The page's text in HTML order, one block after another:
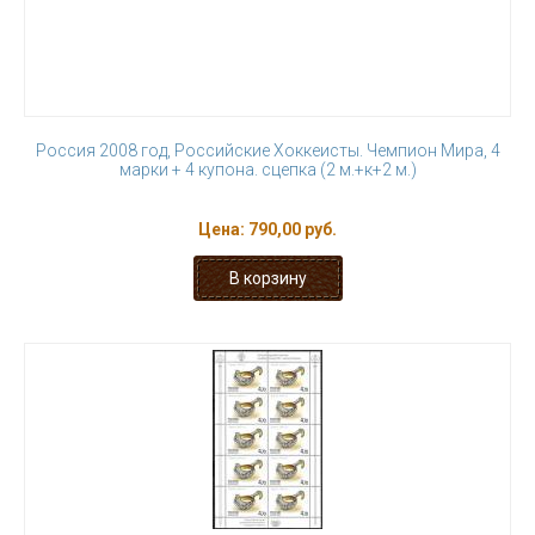
Россия 2008 год, Российские Хоккеисты. Чемпион Мира, 4
марки + 4 купона. сцепка (2 м.+к+2 м.)
Цена: 790,00 руб.